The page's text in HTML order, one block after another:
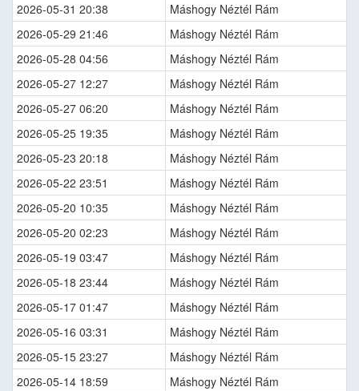
2026-05-31 20:38
Máshogy Néztél Rám
2026-05-29 21:46
Máshogy Néztél Rám
2026-05-28 04:56
Máshogy Néztél Rám
2026-05-27 12:27
Máshogy Néztél Rám
2026-05-27 06:20
Máshogy Néztél Rám
2026-05-25 19:35
Máshogy Néztél Rám
2026-05-23 20:18
Máshogy Néztél Rám
2026-05-22 23:51
Máshogy Néztél Rám
2026-05-20 10:35
Máshogy Néztél Rám
2026-05-20 02:23
Máshogy Néztél Rám
2026-05-19 03:47
Máshogy Néztél Rám
2026-05-18 23:44
Máshogy Néztél Rám
2026-05-17 01:47
Máshogy Néztél Rám
2026-05-16 03:31
Máshogy Néztél Rám
2026-05-15 23:27
Máshogy Néztél Rám
2026-05-14 18:59
Máshogy Néztél Rám